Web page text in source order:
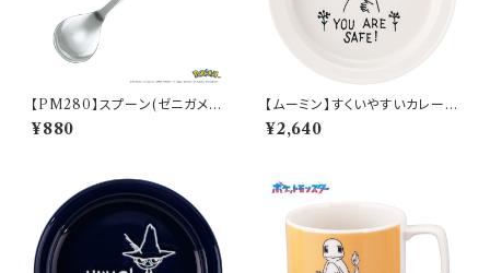
【PM280】スプーン(ゼニガメ)
【Daily Sketch】PM283-850
¥880
【ムーミン】すくいやすいカレー皿
（ムーミン）【MM9000】MM9
001-320
¥2,640